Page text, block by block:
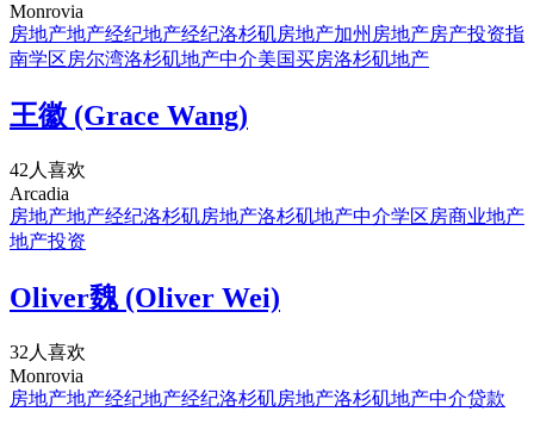
Monrovia
房地产地产经纪地产经纪洛杉矶房地产加州房地产房产投资指
南学区房尔湾洛杉矶地产中介美国买房洛杉矶地产
王徽 (Grace Wang)
42人喜欢
Arcadia
房地产地产经纪洛杉矶房地产洛杉矶地产中介学区房商业地产
地产投资
Oliver魏 (Oliver Wei)
32人喜欢
Monrovia
房地产地产经纪地产经纪洛杉矶房地产洛杉矶地产中介贷款